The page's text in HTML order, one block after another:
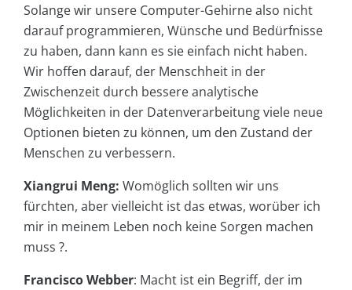
Solange wir unsere Computer-Gehirne also nicht
darauf programmieren, Wünsche und Bedürfnisse
zu haben, dann kann es sie einfach nicht haben.
Wir hoffen darauf, der Menschheit in der
Zwischenzeit durch bessere analytische
Möglichkeiten in der Datenverarbeitung viele neue
Optionen bieten zu können, um den Zustand der
Menschen zu verbessern.
Xiangrui Meng: Womöglich sollten wir uns
fürchten, aber vielleicht ist das etwas, worüber ich
mir in meinem Leben noch keine Sorgen machen
muss ?.
Francisco Webber: Macht ist ein Begriff, der im